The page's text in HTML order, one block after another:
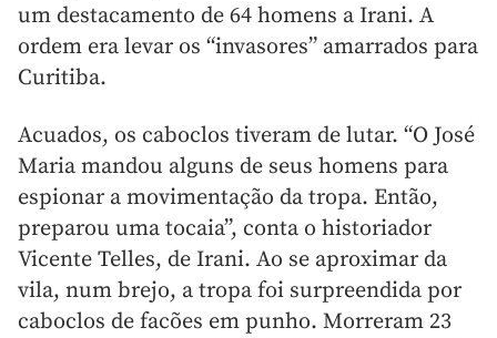
um destacamento de 64 homens a Irani. A
ordem era levar os “invasores” amarrados para
Curitiba.
Acuados, os caboclos tiveram de lutar. “O José
Maria mandou alguns de seus homens para
espionar a movimentação da tropa. Então,
preparou uma tocaia”, conta o historiador
Vicente Telles, de Irani. Ao se aproximar da
vila, num brejo, a tropa foi surpreendida por
caboclos de facões em punho. Morreram 23